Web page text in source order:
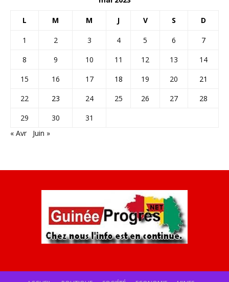
L M M J V S D
1 2 3 4 5 6
7
8
9 10 11 12 13
14
15
16 17 18 19 20
21
22
23 24 25 26 27
28
29
30
31
« Avr
Juin »